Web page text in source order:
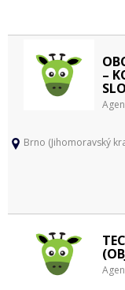
–
Brno (Jihomoravský